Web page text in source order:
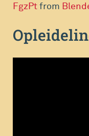
FgzPtfrom